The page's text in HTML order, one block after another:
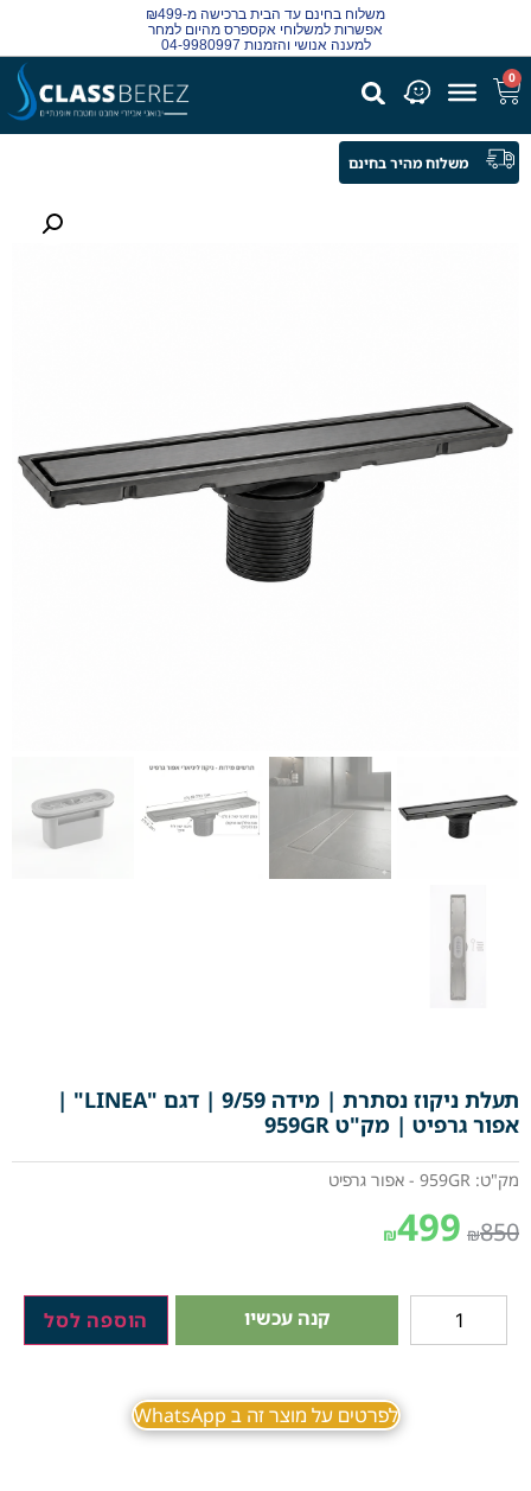
משלוח בחינם עד הבית ברכישה מ-₪499
אפשרות למשלוחי אקספרס מהיום למחר
למענה אנושי והזמנות 04-9980997
0
תעלת ניקוז נסתרת | מידה 9/59 | דגם "LINEA" |
אפור גרפיט | מק"ט 959GR
מק"ט: 959GR - אפור גרפיט
₪850
₪499
קנה עכשיו הוספה לסל
לפרטים על מוצר זה ב WhatsApp
משלוח מהיר בחינם